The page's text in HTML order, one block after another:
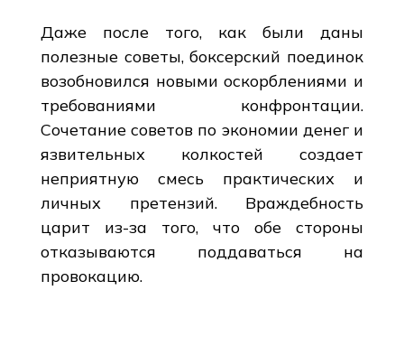
Даже после того, как были даны
полезные советы, боксерский поединок
возобновился новыми оскорблениями и
требованиями конфронтации.
Сочетание советов по экономии денег и
язвительных колкостей создает
неприятную смесь практических и
личных претензий. Враждебность
царит из-за того, что обе стороны
отказываются поддаваться на
провокацию.